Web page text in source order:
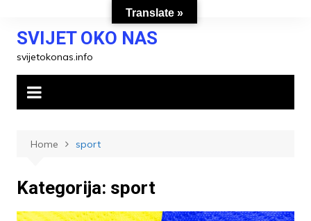
contentSVIJET OKO NAS
svijetokonas.info
Home sport
Kategorija: sport
Translate »